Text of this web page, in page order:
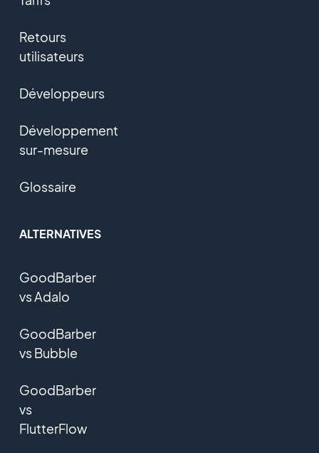
Retours
utilisateurs
Développeurs
Développement
sur-mesure
Glossaire
ALTERNATIVES
GoodBarber
vs Adalo
GoodBarber
vs Bubble
GoodBarber
vs
FlutterFlow